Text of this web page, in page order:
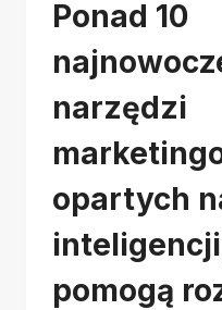
Ponad 10
narzędzi
opartych
pomogą